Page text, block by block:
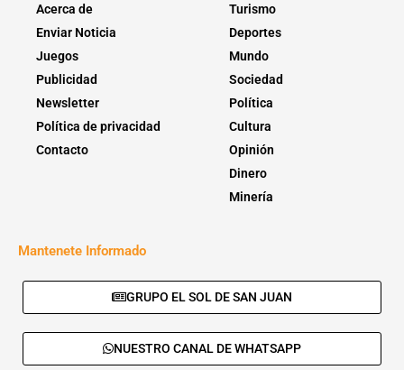
Acerca de
Enviar Noticia
Juegos
Publicidad
Newsletter
Política de privacidad
Contacto
Turismo
Deportes
Mundo
Sociedad
Política
Cultura
Opinión
Dinero
Minería
Mantenete Informado
GRUPO EL SOL DE SAN JUAN
NUESTRO CANAL DE WHATSAPP